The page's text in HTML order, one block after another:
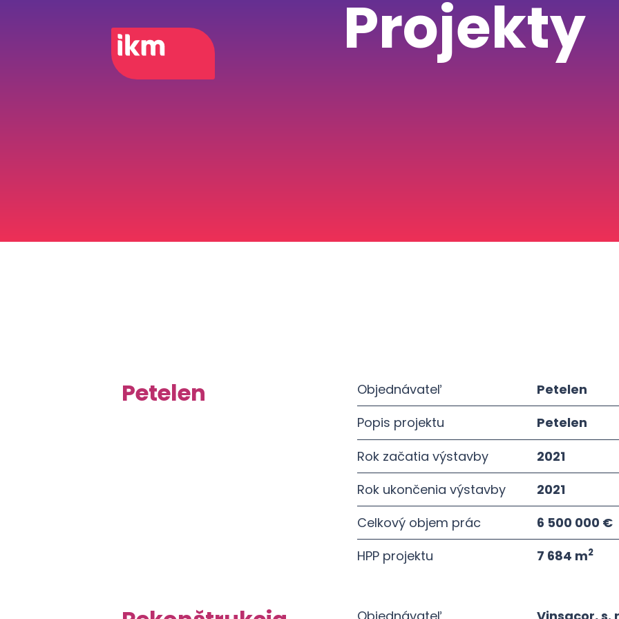
Projekty
Petelen Objednávateľ
Petelen
Popis projektu
Petelen
Rok začatia výstavby
2021
Rok ukončenia výstavby
2021
Celkový objem prác
6 500 000 €
HPP projektu
7 684 m2